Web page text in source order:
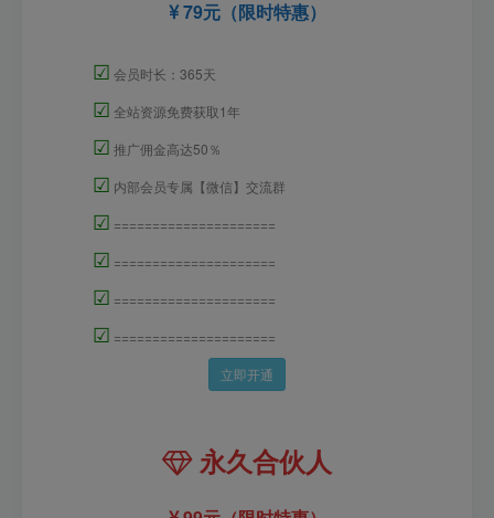
79元（限时特惠）
☑ 会员时长：365天
☑ 全站资源免费获取1年
☑ 推广佣金高达50％
☑ 内部会员专属【微信】交流群
☑ =====================
☑ =====================
☑ =====================
☑ =====================
立即开通
永久合伙人